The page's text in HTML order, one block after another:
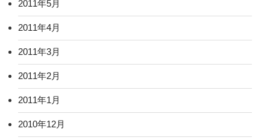
2011年5月
2011年4月
2011年3月
2011年2月
2011年1月
2010年12月